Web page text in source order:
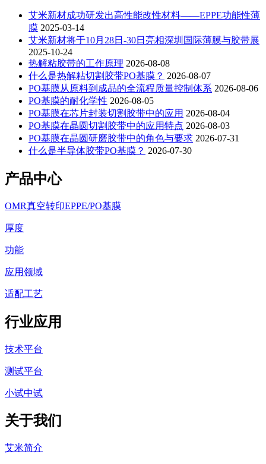
艾米新材成功研发出高性能改性材料——EPPE功能性薄
膜 2025-03-14
艾米新材将于10月28日-30日亮相深圳国际薄膜与胶带展
2025-10-24
热解粘胶带的工作原理 2026-08-08
什么是热解粘切割胶带PO基膜？ 2026-08-07
PO基膜从原料到成品的全流程质量控制体系 2026-08-06
PO基膜的耐化学性 2026-08-05
PO基膜在芯片封装切割胶带中的应用 2026-08-04
PO基膜在晶圆切割胶带中的应用特点 2026-08-03
PO基膜在晶圆研磨胶带中的角色与要求 2026-07-31
什么是半导体胶带PO基膜？ 2026-07-30
产品中心
OMR真空转印EPPE/PO基膜
厚度
功能
应用领域
适配工艺
行业应用
技术平台
测试平台
小试中试
关于我们
艾米简介